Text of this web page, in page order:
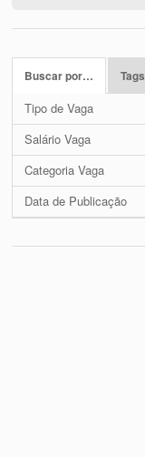
Buscar por… Tags
Tipo de Vaga
Salário Vaga
Categoria Vaga
Data de Publicação